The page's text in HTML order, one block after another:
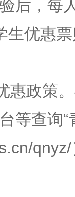
后，每
生优惠
惠政策
等查询